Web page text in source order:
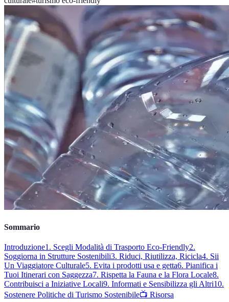
Sommario
Introduzione1. Scegli Modalità di Trasporto Eco-Friendly2.
Soggiorna in Strutture Sostenibili3. Riduci, Riutilizza, Ricicla4. Sii
Un Viaggiatore Culturale5. Evita i prodotti usa e getta6. Pianifica i
Tuoi Itinerari con Saggezza7. Rispetta la Fauna e la Flora Locale8.
Contribuisci a Iniziative Locali9. Informati e Sensibilizza gli Altri10.
Sostenere Politiche di Turismo Sostenibile📺 Risorsa